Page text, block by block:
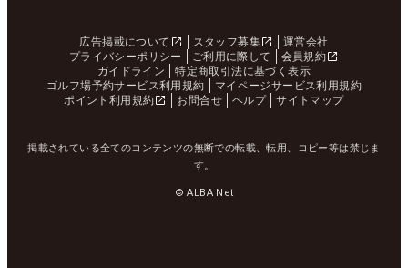
広告掲載について スタッフ募集
運営会社
プライバシーポリシー
ご利用に際して
会員規約
ガイドライン
特定商取引法に基づく表示
ゴルフ場予約サービス利用規約
マイページサービス利用規約
ポイント利用規約
お問合せ ヘルプ サイトマップ
掲載されている全てのコンテンツの無断での転載、転用、コピー等は禁じま
す。
© ALBA Net